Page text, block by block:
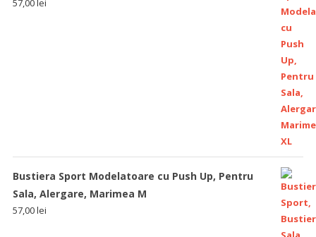
57,00lei
Bustiera Sport Modelatoare cu Push Up, Pentru
Sala, Alergare, Marimea M
57,00lei